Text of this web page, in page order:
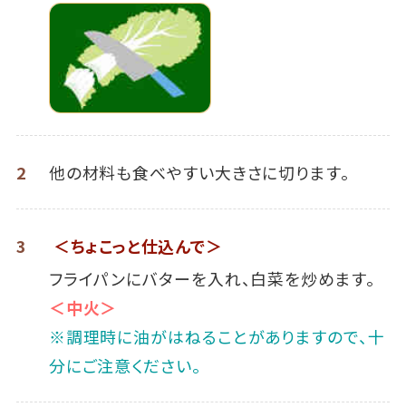
2 他の材料も食べやすい大きさに切ります。
3
＜ちょこっと仕込んで＞
フライパンにバターを入れ、白菜を炒めます。
＜中火＞
※調理時に油がはねることがありますので、十
分にご注意ください。